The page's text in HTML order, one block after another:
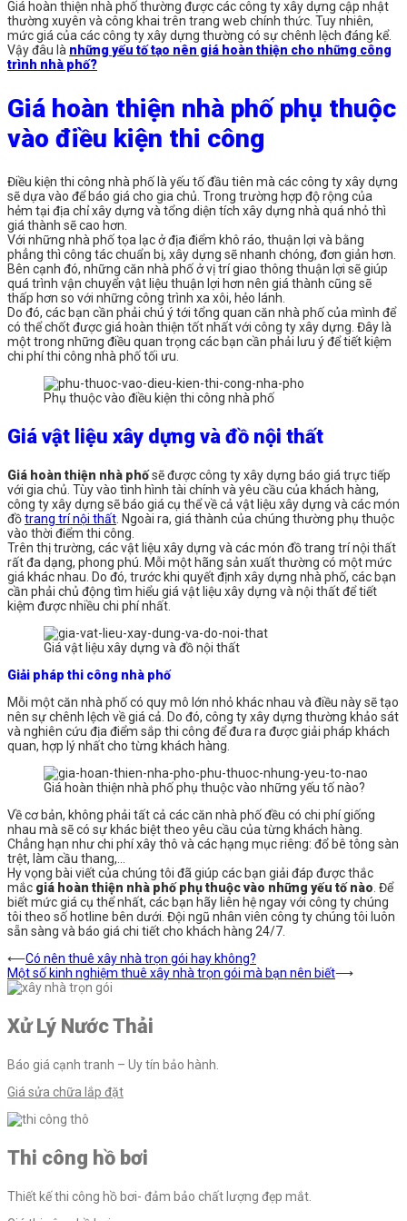
Giá hoàn thiện nhà phố thường được các công ty xây dựng cập nhật
thường xuyên và công khai trên trang web chính thức. Tuy nhiên,
mức giá của các công ty xây dựng thường có sự chênh lệch đáng kể.
Vậy đâu là những yếu tố tạo nên giá hoàn thiện cho những công
trình nhà phố?
Giá hoàn thiện nhà phố phụ thuộc
vào điều kiện thi công
Điều kiện thi công nhà phố là yếu tố đầu tiên mà các công ty xây dựng
sẽ dựa vào để báo giá cho gia chủ. Trong trường hợp độ rộng của
hẻm tại địa chỉ xây dựng và tổng diện tích xây dựng nhà quá nhỏ thì
giá thành sẽ cao hơn.
Với những nhà phố tọa lạc ở địa điểm khô ráo, thuận lợi và bằng
phẳng thì công tác chuẩn bị, xây dựng sẽ nhanh chóng, đơn giản hơn.
Bên cạnh đó, những căn nhà phố ở vị trí giao thông thuận lợi sẽ giúp
quá trình vận chuyển vật liệu thuận lợi hơn nên giá thành cũng sẽ
thấp hơn so với những công trình xa xôi, hẻo lánh.
Do đó, các bạn cần phải chú ý tới tổng quan căn nhà phố của mình để
có thể chốt được giá hoàn thiện tốt nhất với công ty xây dựng. Đây là
một trong những điều quan trọng các bạn cần phải lưu ý để tiết kiệm
chi phí thi công nhà phố tối ưu.
Phụ thuộc vào điều kiện thi công nhà phố
Giá vật liệu xây dựng và đồ nội thất
Giá hoàn thiện nhà phốsẽ được công ty xây dựng báo giá trực tiếp
với gia chủ. Tùy vào tình hình tài chính và yêu cầu của khách hàng,
công ty xây dựng sẽ báo giá cụ thể về cả vật liệu xây dựng và các món
đồtrang trí nội thất . Ngoài ra, giá thành của chúng thường phụ thuộc
vào thời điểm thi công.
Trên thị trường, các vật liệu xây dựng và các món đồ trang trí nội thất
rất đa dạng, phong phú. Mỗi một hãng sản xuất thường có một mức
giá khác nhau. Do đó, trước khi quyết định xây dựng nhà phố, các bạn
cần phải chủ động tìm hiểu giá vật liệu xây dựng và nội thất để tiết
kiệm được nhiều chi phí nhất.
Giá vật liệu xây dựng và đồ nội thất
Giải pháp thi công nhà phố
Mỗi một căn nhà phố có quy mô lớn nhỏ khác nhau và điều này sẽ tạo
nên sự chênh lệch về giá cả. Do đó, công ty xây dựng thường khảo sát
và nghiên cứu địa điểm sắp thi công để đưa ra được giải pháp khách
quan, hợp lý nhất cho từng khách hàng.
Giá hoàn thiện nhà phố phụ thuộc vào những yếu tố nào?
Về cơ bản, không phải tất cả các căn nhà phố đều có chi phí giống
nhau mà sẽ có sự khác biệt theo yêu cầu của từng khách hàng.
Chẳng hạn như chi phí xây thô và các hạng mục riêng: đổ bê tông sàn
trệt, làm cầu thang,…
Hy vọng bài viết của chúng tôi đã giúp các bạn giải đáp được thắc
mắc giá hoàn thiện nhà phố phụ thuộc vào những yếu tố nào . Để
biết mức giá cụ thể nhất, các bạn hãy liên hệ ngay với công ty chúng
tôi theo số hotline bên dưới. Đội ngũ nhân viên công ty chúng tôi luôn
sẵn sàng và báo giá chi tiết cho khách hàng 24/7.
Điều
hướng
bài
viết
⟵Có nên thuê xây nhà trọn gói hay không?
Một số kinh nghiệm thuê xây nhà trọn gói mà bạn nên biết⟶
Xử Lý Nước Thải
Báo giá cạnh tranh – Uy tín bảo hành.
Giá sửa chữa lắp đặt
Thi công hồ bơi
Thiết kế thi công hồ bơi- đảm bảo chất lượng đẹp mắt.